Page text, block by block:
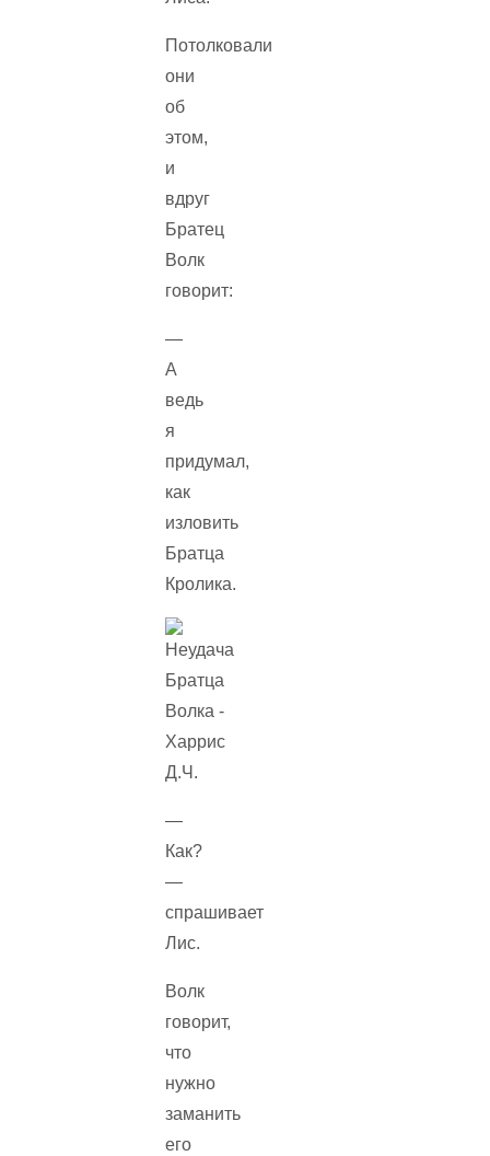
Потолковали
они
об
этом,
и
вдруг
Братец
Волк
говорит:
—
А
ведь
я
придумал,
как
изловить
Братца
Кролика.
—
Как?
—
спрашивает
Лис.
Волк
говорит,
что
нужно
заманить
его